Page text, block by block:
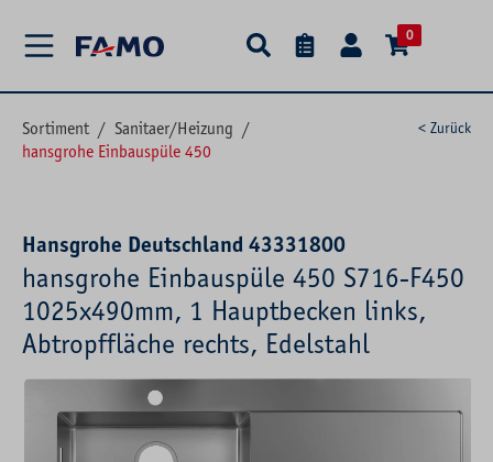
0
Sortiment / Sanitaer/Heizung /
hansgrohe Einbauspüle 450
< Zurück
Hansgrohe Deutschland 43331800
hansgrohe Einbauspüle 450 S716-F450
1025x490mm, 1 Hauptbecken links,
Abtropffläche rechts, Edelstahl
Bildergalerie überspringen